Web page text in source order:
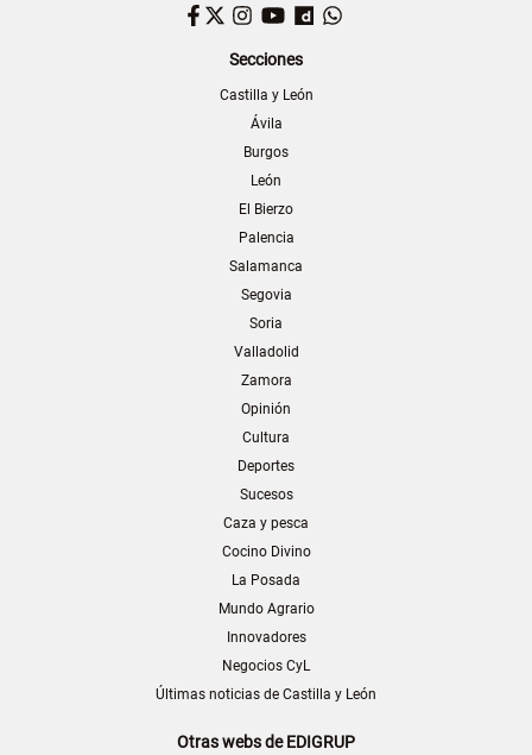
Facebook
TwitterInstagram
YouTubeDailymotion
Secciones
Castilla y León
Ávila
Burgos
León
El Bierzo
Palencia
Salamanca
Segovia
Soria
Valladolid
Zamora
Opinión
Cultura
Deportes
Sucesos
Caza y pesca
Cocino Divino
La Posada
Mundo Agrario
Innovadores
Negocios CyL
Últimas noticias de Castilla y León
Otras webs de EDIGRUP